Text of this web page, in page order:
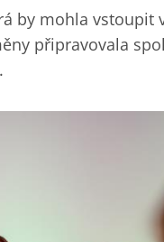
by mohla vstoupit
připravovala